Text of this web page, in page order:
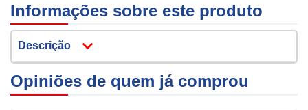
Informações sobre este produto
Descrição
Opiniões de quem já comprou